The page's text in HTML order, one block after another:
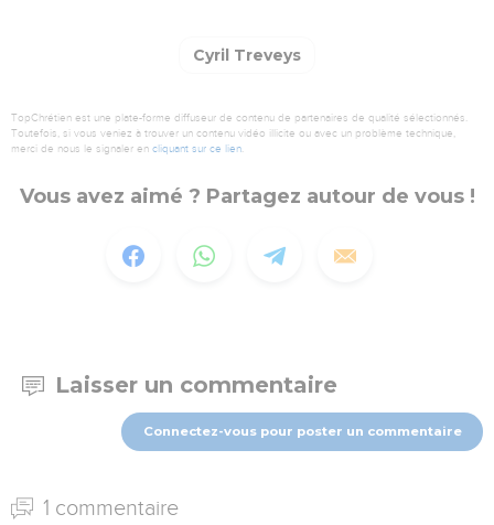
Cyril Treveys
TopChrétien est une plate-forme diffuseur de contenu de partenaires de qualité sélectionnés.
Toutefois, si vous veniez à trouver un contenu vidéo illicite ou avec un problème technique,
merci de nous le signaler en cliquant sur ce lien.
Vous avez aimé ? Partagez autour de vous !
Laisser un commentaire
Connectez-vous pour poster un commentaire
1 commentaire